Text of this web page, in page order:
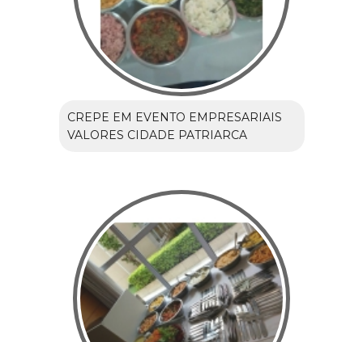
CREPE EM EVENTO EMPRESARIAIS
VALORES CIDADE PATRIARCA